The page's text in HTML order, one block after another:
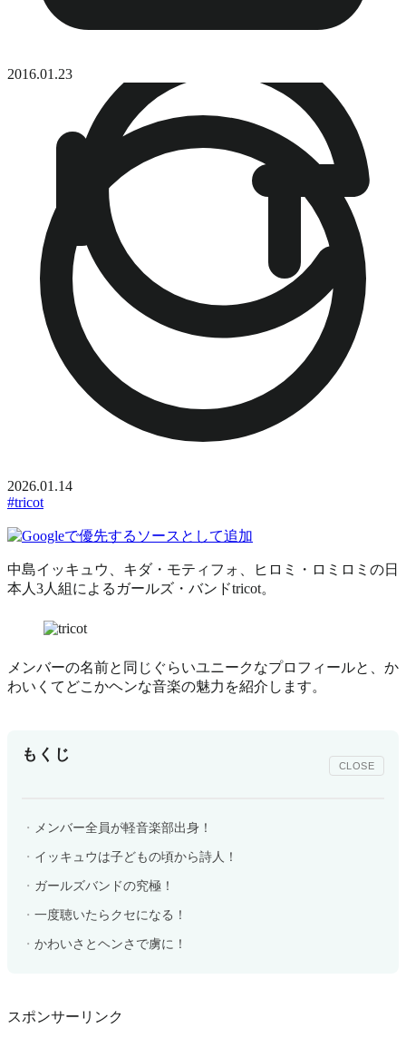
2016.01.23
2026.01.14
#tricot
中島イッキュウ、キダ・モティフォ、ヒロミ・ロミロミの日
本人3人組によるガールズ・バンドtricot。
メンバーの名前と同じぐらいユニークなプロフィールと、か
わいくてどこかヘンな音楽の魅力を紹介します。
もくじ
CLOSE
メンバー全員が軽音楽部出身！
イッキュウは子どもの頃から詩人！
ガールズバンドの究極！
一度聴いたらクセになる！
かわいさとヘンさで虜に！
スポンサーリンク